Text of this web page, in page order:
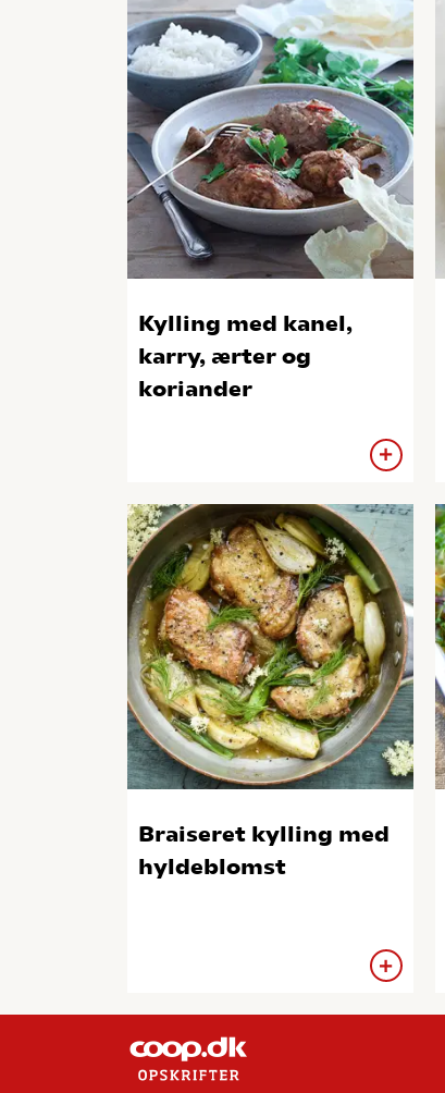
Kylling med kanel,
karry, ærter og
koriander
Braiseret kylling med
hyldeblomst